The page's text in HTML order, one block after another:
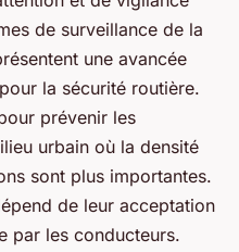
de surveillance de la
une avancée
la sécurité routière.
prévenir les
urbain où la densité
sont plus importantes.
de leur acceptation
par les conducteurs.